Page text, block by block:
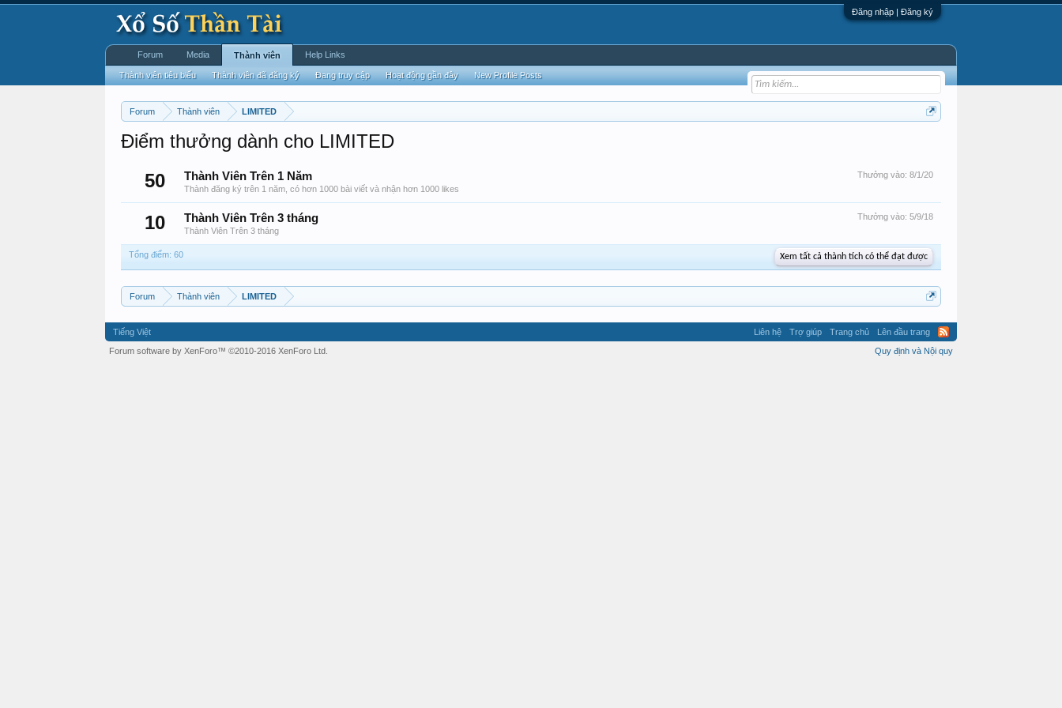
Đăng nhập | Đăng ký
Forum Thành viên LIMITED
Điểm thưởng dành cho LIMITED
50
Thưởng vào: 8/1/20
Thành Viên Trên 1 Năm
Thành đăng ký trên 1 năm, có hơn 1000 bài viết và nhận hơn 1000 likes
10 Thưởng vào: 5/9/18
Thành Viên Trên 3 tháng
Thành Viên Trên 3 tháng
Tổng điểm: 60 Xem tất cả thành tích có thể đạt được
Forum Thành viên LIMITED
Forum Media Thành viên
Thành viên tiêu biểu Thành viên đã đăng ký Đang truy cập Hoạt động gần đây New Profile Posts
Help Links
Tiếng Việt Liên hệ Trợ giúp Trang chủ
Lên đầu trang
Quy định và Nội quy
Forum software by XenForo™ ©2010-2016 XenForo Ltd.